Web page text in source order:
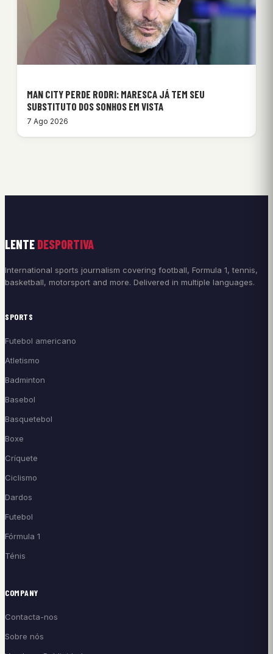
MAN CITY PERDE RODRI: MARESCA JÁ TEM SEU
SUBSTITUTO DOS SONHOS EM VISTA
7 Ago 2026
LENTE DESPORTIVA
International sports journalism covering football, Formula 1, tennis,
basketball, motorsport and more. Delivered in multiple languages.
SPORTS
Futebol americano
Atletismo
Badminton
Basebol
Basquetebol
Boxe
Críquete
Ciclismo
Dardos
Futebol
Fórmula 1
Ténis
COMPANY
Contacta-nos
Sobre nós